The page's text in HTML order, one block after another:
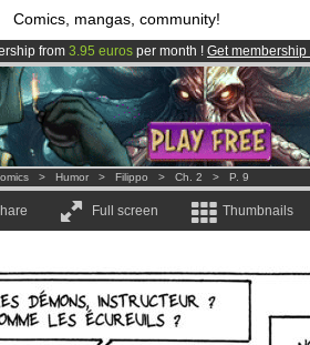
Comics, mangas, community!
from 3.95 euros per month ! Get membership
membersand 1208comics & mangas!.
is now LIVE!.
> Humor > Filippo > Ch. 2 > P. 9
Full screen Thumbnails